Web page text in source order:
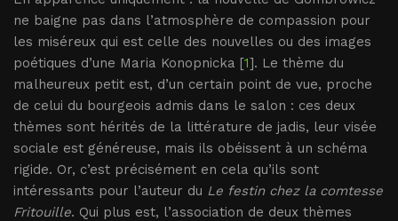
ne baigne pas dans l’atmosphère de compassion pour
les miséreux qui est celle des nouvelles ou des images
poétiques d’une Maria Konopnicka [1]. Le thème du
malheureux petit est, d’un certain point de vue, proche
de celui du bourgeois admis dans le salon : ces deux
thèmes sont hérités de la littérature de jadis, leur visée
sociale est généreuse, mais ils obéissent à un schéma
rigide. Or, c’est précisément en cela qu’ils sont
intéressants pour l’auteur du Le festin chez la comtesse
Fritouille. Qui plus est, l’association de deux thèmes